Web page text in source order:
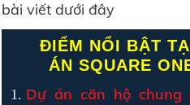
bài viết dưới đây
ĐIỂM NỔI BẬT
ÁN SQUARE
Dự án căn hộ chung